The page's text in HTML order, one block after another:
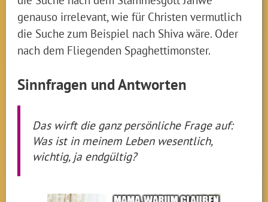
genauso irrelevant, wie für Christen vermutlich
die Suche zum Beispiel nach Shiva wäre. Oder
nach dem Fliegenden Spaghettimonster.
Sinnfragen und Antworten
Das wirft die ganz persönliche Frage auf:
Was ist in meinem Leben wesentlich,
wichtig, ja endgültig?